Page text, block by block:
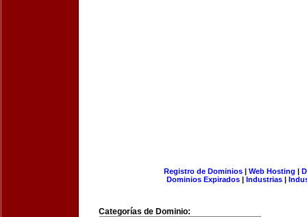
Registro de Dominios| Web Hosting |
Dominios Expirados | Industrias |
Categorías de Dominio: